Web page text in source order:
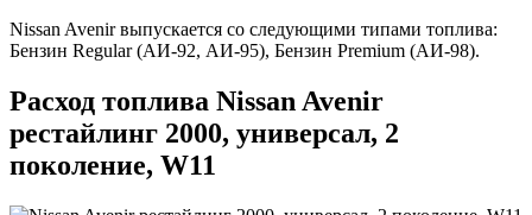
Nissan Avenir выпускается со следующими типами топлива:
Бензин Regular (АИ-92, АИ-95), Бензин Premium (АИ-98).
Расход топлива Nissan Avenir
рестайлинг 2000, универсал, 2
поколение, W11